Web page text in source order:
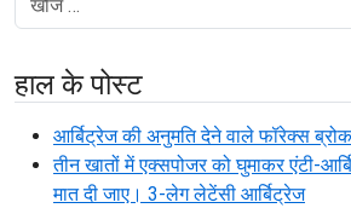
हाल के पोस्ट
आर्बिट्रेज की अनुमति देने वाले फॉरेक्स
तीन खातों में एक्सपोजर को घुमाकर एंटी-
मात दी जाए। 3-लेग लेटेंसी आर्बिट्रेज